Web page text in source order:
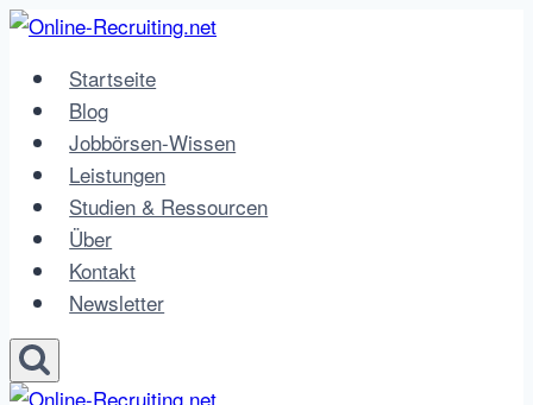
Zum
springenStartseite
Blog
Jobbörsen-Wissen
Leistungen
Studien & Ressourcen
Über
Kontakt
Newsletter